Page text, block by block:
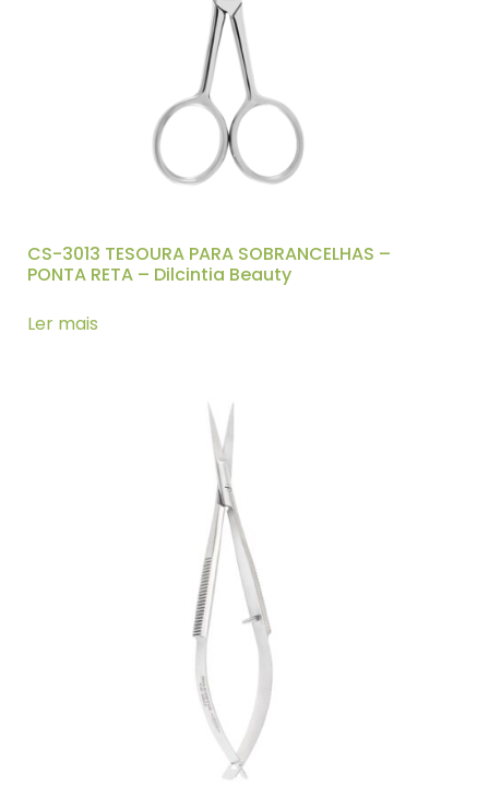
CS-3013 TESOURA PARA SOBRANCELHAS –
PONTA RETA – Dilcintia Beauty
Ler mais